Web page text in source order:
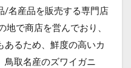
/名産品を販売する専門店
で商店を営んでおり、
あるため、鮮度の高いカ
鳥取名産のズワイガニ